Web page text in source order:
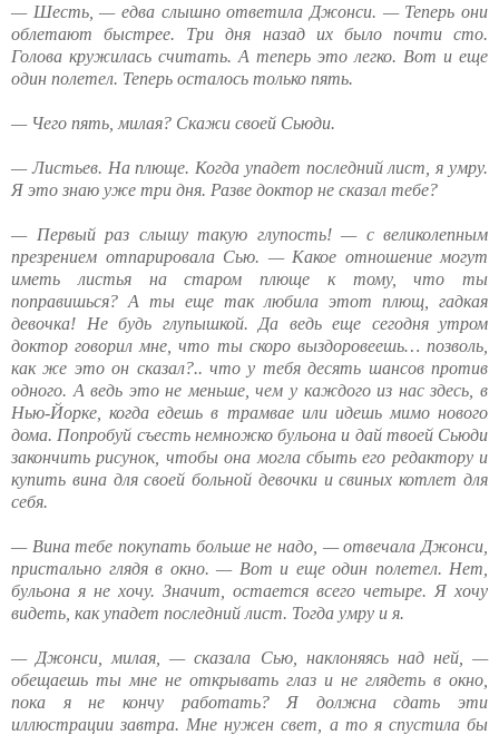
— Шесть, — едва слышно ответила Джонси. — Теперь они
облетают быстрее. Три дня назад их было почти сто.
Голова кружилась считать. А теперь это легко. Вот и еще
один полетел. Теперь осталось только пять.
— Чего пять, милая? Скажи своей Сьюди.
— Листьев. На плюще. Когда упадет последний лист, я умру.
Я это знаю уже три дня. Разве доктор не сказал тебе?
— Первый раз слышу такую глупость! — с великолепным
презрением отпарировала Сью. — Какое отношение могут
иметь листья на старом плюще к тому, что ты
поправишься? А ты еще так любила этот плющ, гадкая
девочка! Не будь глупышкой. Да ведь еще сегодня утром
доктор говорил мне, что ты скоро выздоровеешь… позволь,
как же это он сказал?.. что у тебя десять шансов против
одного. А ведь это не меньше, чем у каждого из нас здесь, в
Нью-Йорке, когда едешь в трамвае или идешь мимо нового
дома. Попробуй съесть немножко бульона и дай твоей Сьюди
закончить рисунок, чтобы она могла сбыть его редактору и
купить вина для своей больной девочки и свиных котлет для
себя.
— Вина тебе покупать больше не надо, — отвечала Джонси,
пристально глядя в окно. — Вот и еще один полетел. Нет,
бульона я не хочу. Значит, остается всего четыре. Я хочу
видеть, как упадет последний лист. Тогда умру и я.
— Джонси, милая, — сказала Сью, наклоняясь над ней, —
обещаешь ты мне не открывать глаз и не глядеть в окно,
пока я не кончу работать? Я должна сдать эти
иллюстрации завтра. Мне нужен свет, а то я спустила бы